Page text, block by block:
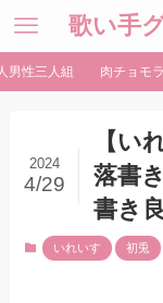
歌い手
男性三人組 肉チョモ
【い
落書
書き
2024
4/29
いれいす 初兎